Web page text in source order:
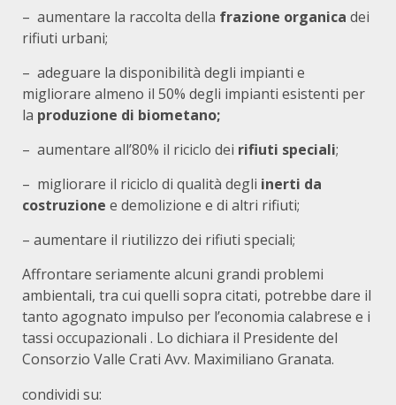
– aumentare la raccolta della frazione organica dei
rifiuti urbani;
– adeguare la disponibilità degli impianti e
migliorare almeno il 50% degli impianti esistenti per
la produzione di biometano;
– aumentare all’80% il riciclo dei rifiuti speciali;
– migliorare il riciclo di qualità degli inerti da
costruzione e demolizione e di altri rifiuti;
– aumentare il riutilizzo dei rifiuti speciali;
Affrontare seriamente alcuni grandi problemi
ambientali, tra cui quelli sopra citati, potrebbe dare il
tanto agognato impulso per l’economia calabrese e i
tassi occupazionali . Lo dichiara il Presidente del
Consorzio Valle Crati Avv. Maximiliano Granata.
condividi su: